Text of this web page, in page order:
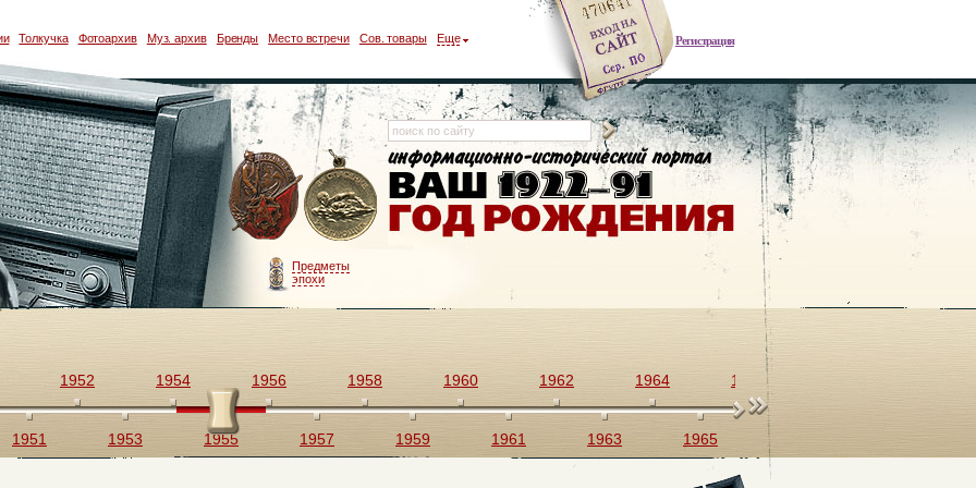
Регистрация
Толкучка Фотоархив Муз. архив Бренды Место встречи Сов. товары Еще
Предметы
эпохи
1951
1952
1953
1954
1955
1956
1957
1958
1959
1960
1961
1962
1963
1964
1965
1966